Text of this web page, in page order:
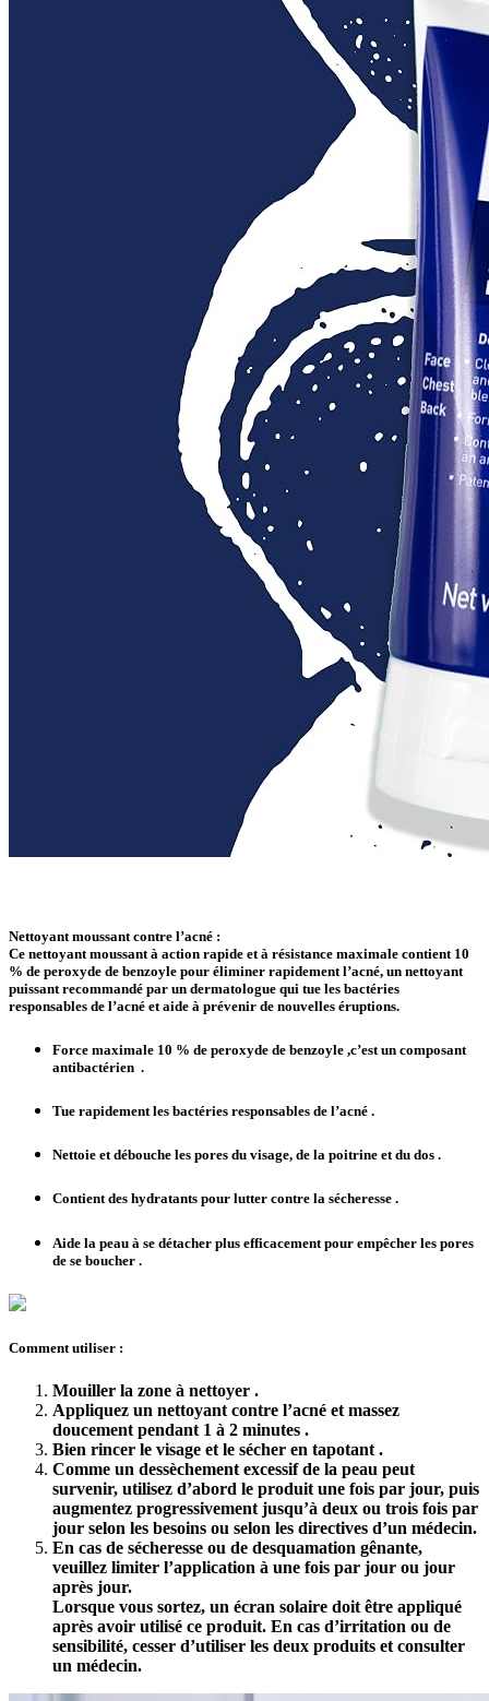
Nettoyant moussant contre l’acné :
Ce nettoyant moussant à action rapide et à résistance maximale contient 10
% de peroxyde de benzoyle pour éliminer rapidement l’acné, un nettoyant
puissant recommandé par un dermatologue qui tue les bactéries
responsables de l’acné et aide à prévenir de nouvelles éruptions.
Force maximale 10 % de peroxyde de benzoyle ,c’est un composant
antibactérien .
Tue rapidement les bactéries responsables de l’acné .
Nettoie et débouche les pores du visage, de la poitrine et du dos .
Contient des hydratants pour lutter contre la sécheresse .
Aide la peau à se détacher plus efficacement pour empêcher les pores
de se boucher .
Comment utiliser :
Mouiller la zone à nettoyer .
Appliquez un nettoyant contre l’acné et massez
doucement pendant 1 à 2 minutes .
Bien rincer le visage et le sécher en tapotant .
Comme un dessèchement excessif de la peau peut
survenir, utilisez d’abord le produit une fois par jour, puis
augmentez progressivement jusqu’à deux ou trois fois par
jour selon les besoins ou selon les directives d’un médecin.
En cas de sécheresse ou de desquamation gênante,
veuillez limiter l’application à une fois par jour ou jour
après jour.
Lorsque vous sortez, un écran solaire doit être appliqué
après avoir utilisé ce produit. En cas d’irritation ou de
sensibilité, cesser d’utiliser les deux produits et consulter
un médecin.